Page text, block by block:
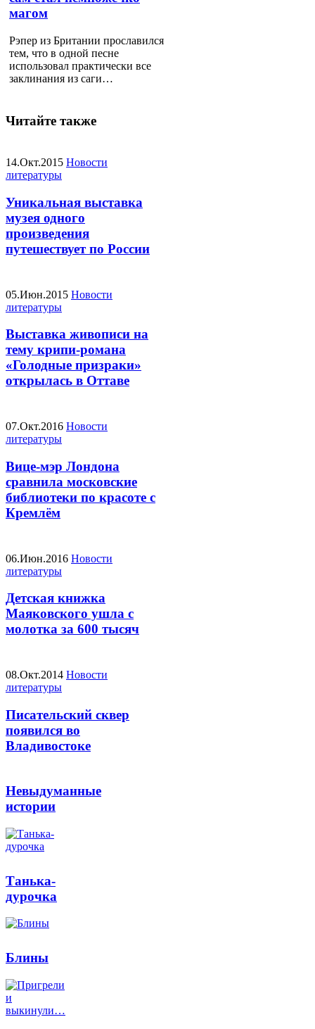
магом
Рэпер из Британии прославился
тем, что в одной песне
использовал практически все
заклинания из саги…
Читайте также
14.Окт.2015 Новости
литературы
Уникальная выставка
музея одного
произведения
путешествует по России
05.Июн.2015 Новости
литературы
Выставка живописи на
тему крипи-романа
«Голодные призраки»
открылась в Оттаве
07.Окт.2016 Новости
литературы
Вице-мэр Лондона
сравнила московские
библиотеки по красоте с
Кремлём
06.Июн.2016 Новости
литературы
Детская книжка
Маяковского ушла с
молотка за 600 тысяч
08.Окт.2014 Новости
литературы
Писательский сквер
появился во
Владивостоке
Невыдуманные
истории
Танька-
дурочка
Блины